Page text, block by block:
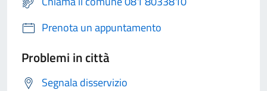
Prenota un appuntamento
Problemi in città
Segnala disservizio